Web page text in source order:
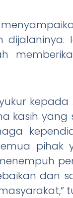
kasih
dan